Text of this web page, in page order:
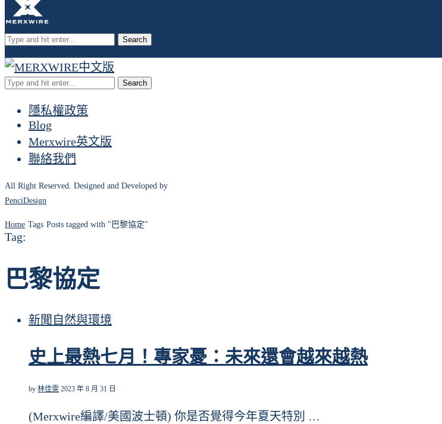
Search
Search
隱私權政策
Blog
Merxwire英文版
聯絡我們
All Right Reserved. Designed and Developed by
PenciDesign
Home Tags Posts tagged with "巴黎協定"
Tag:
巴黎協定
新聞 自然與環境
史上最熱七月！專家憂：未來還會越來越熱
by 林佳雯 2023 年 8 月 31 日
(Merxwire編譯/美國波士頓) 你是否覺得今年夏天特別 …